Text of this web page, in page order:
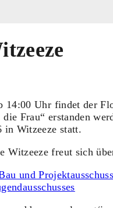
Uhr findet der
Frau“ erstanden
in Witzeeze statt.
Witzeeze freut sich
und